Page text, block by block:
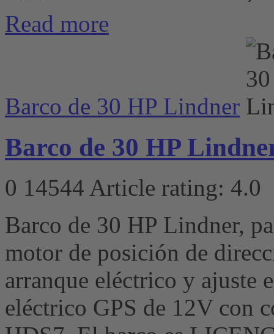
Read more
Barco de 30 HP Lindner
Barco de 30 HP
0 14544 Article rating: 4.0
Barco de 30 HP Lindner,
motor de posición de
arranque eléctrico y ajuste
eléctrico GPS de 12V con